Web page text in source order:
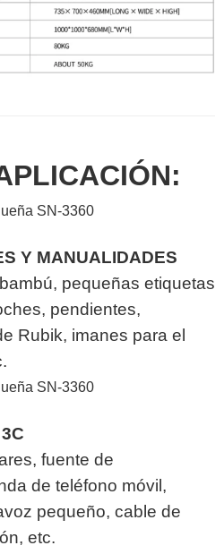
Y MANUALIDADES
pequeñas etiquetas
pendientes,
Rubik, imanes para el
fuente de
de teléfono móvil,
pequeño, cable de
etc.